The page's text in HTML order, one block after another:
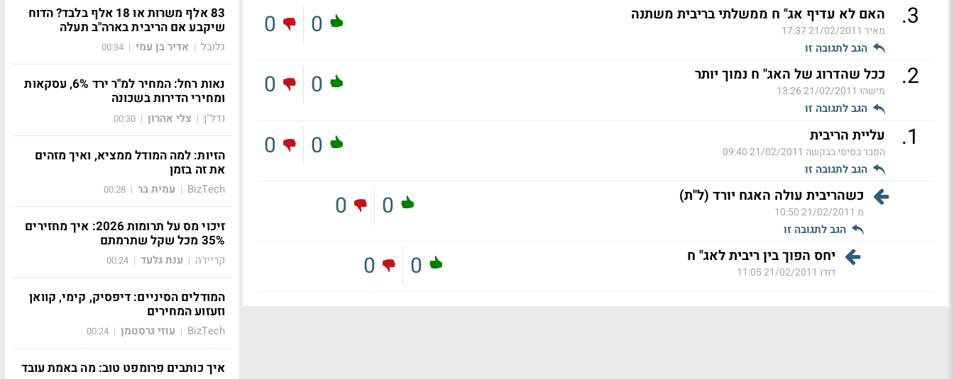
3
. האם לא עדיף אג" ח ממשלתי בריבית משתנה
מאיר 21/02/2011 17:37
הגב לתגובה זו
0
0
2
. ככל שהדרוג של האג" ח נמוך יותר
מישהו 21/02/2011 13:26
הגב לתגובה זו
0
0
1
. עליית הריבית
הסבר בסיסי בבקשה 21/02/2011 09:40
הגב לתגובה זו
0
0
כשהריבית עולה האגח יורד (ל"ת)
מ 21/02/2011 10:50
הגב לתגובה זו
0
0
יחס הפוך בין ריבית לאג" ח
דודו 21/02/2011 11:05
0
0
83 אלף משרות או 18 אלף בלבד? הדוח
שיקבע אם הריבית בארה"ב תעלה
גלובל | אדיר בן עמי |
00:34
נאות רחל: המחיר למ"ר ירד 6%, עסקאות
ומחירי הדירות בשכונה
נדל"ן | צלי אהרון |
00:30
הזיות: למה המודל ממציא, ואיך מזהים
את זה בזמן
BizTech
| עמית בר |
00:28
זיכוי מס על תרומות 2026: איך מחזירים
35% מכל שקל שתרמתם
קריירה | ענת גלעד |
00:24
המודלים הסיניים: דיפסיק, קימי, קוואן
וזעזוע המחירים
BizTech
| עוזי גרסטמן |
00:24
איך כותבים פרומפט טוב: מה באמת עובד